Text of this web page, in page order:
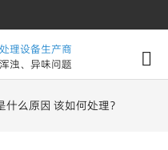
理设备生产商
浊、异味问题
么原因 该如何处理？